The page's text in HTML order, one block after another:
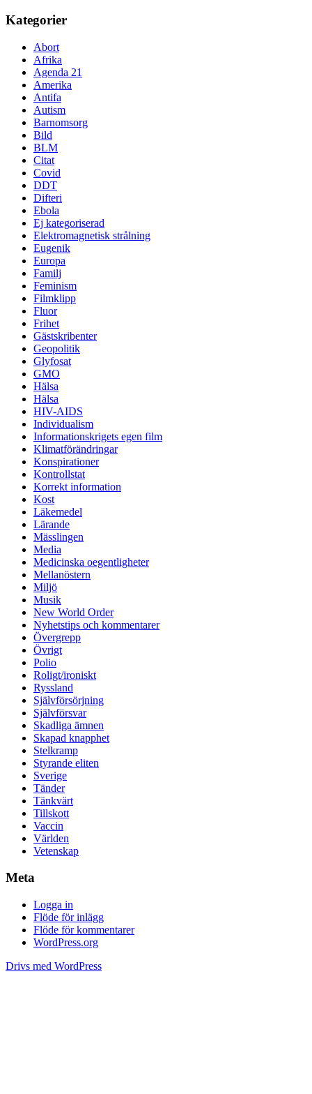
Kategorier
Abort
Afrika
Agenda 21
Amerika
Antifa
Autism
Barnomsorg
Bild
BLM
Citat
Covid
DDT
Difteri
Ebola
Ej kategoriserad
Elektromagnetisk strålning
Eugenik
Europa
Familj
Feminism
Filmklipp
Fluor
Frihet
Gästskribenter
Geopolitik
Glyfosat
GMO
Hälsa
Hälsa
HIV-AIDS
Individualism
Informationskrigets egen film
Klimatförändringar
Konspirationer
Kontrollstat
Korrekt information
Kost
Läkemedel
Lärande
Mässlingen
Media
Medicinska oegentligheter
Mellanöstern
Miljö
Musik
New World Order
Nyhetstips och kommentarer
Övergrepp
Övrigt
Polio
Roligt/ironiskt
Ryssland
Självförsörjning
Självförsvar
Skadliga ämnen
Skapad knapphet
Stelkramp
Styrande eliten
Sverige
Tänder
Tänkvärt
Tillskott
Vaccin
Världen
Vetenskap
Meta
Logga in
Flöde för inlägg
Flöde för kommentarer
WordPress.org
Drivs med WordPress